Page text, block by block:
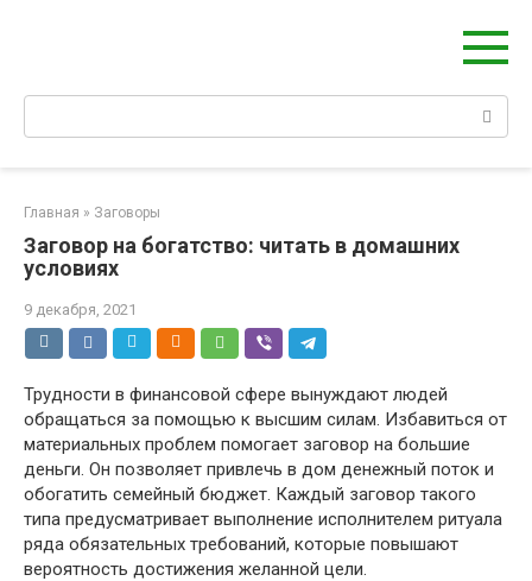
Главная » Заговоры
Заговор на богатство: читать в домашних
условиях
9 декабря, 2021
Трудности в финансовой сфере вынуждают людей
обращаться за помощью к высшим силам. Избавиться от
материальных проблем помогает заговор на большие
деньги. Он позволяет привлечь в дом денежный поток и
обогатить семейный бюджет. Каждый заговор такого
типа предусматривает выполнение исполнителем ритуала
ряда обязательных требований, которые повышают
вероятность достижения желанной цели.